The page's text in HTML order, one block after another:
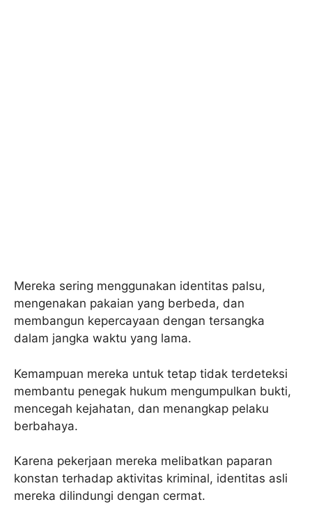
Mereka sering menggunakan identitas palsu,
mengenakan pakaian yang berbeda, dan
membangun kepercayaan dengan tersangka
dalam jangka waktu yang lama.
Kemampuan mereka untuk tetap tidak terdeteksi
membantu penegak hukum mengumpulkan bukti,
mencegah kejahatan, dan menangkap pelaku
berbahaya.
Karena pekerjaan mereka melibatkan paparan
konstan terhadap aktivitas kriminal, identitas asli
mereka dilindungi dengan cermat.